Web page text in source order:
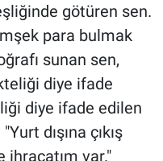
götüren sen.
para bulmak
sunan sen,
diye ifade
diye ifade edilen
dışına çıkış
ihracatım var."